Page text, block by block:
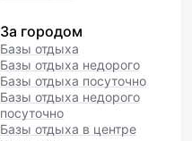
За городом
Базы отдыха
Базы отдыха недорого
Базы отдыха посуточно
Базы отдыха недорого
посуточно
Базы отдыха в центре